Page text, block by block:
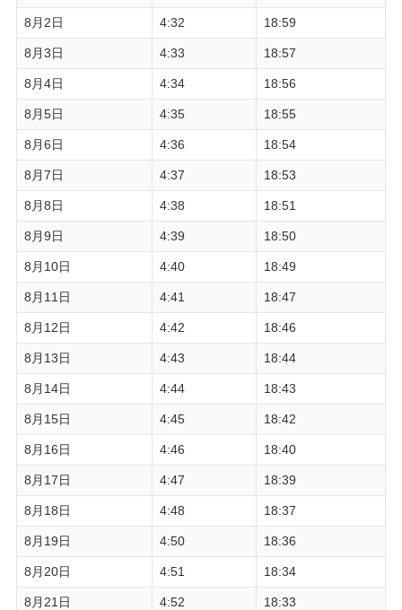
8月2日 4:32 18:59
8月3日 4:33 18:57
8月4日 4:34 18:56
8月5日 4:35 18:55
8月6日 4:36 18:54
8月7日 4:37 18:53
8月8日 4:38 18:51
8月9日 4:39 18:50
8月10日 4:40 18:49
8月11日 4:41 18:47
8月12日 4:42 18:46
8月13日 4:43 18:44
8月14日 4:44 18:43
8月15日 4:45 18:42
8月16日 4:46 18:40
8月17日 4:47 18:39
8月18日 4:48 18:37
8月19日 4:50 18:36
8月20日 4:51 18:34
8月21日 4:52 18:33